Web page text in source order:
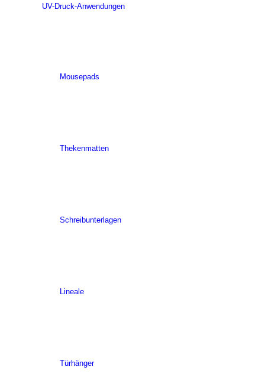
UV-Druck-Anwendungen
Mousepads
Thekenmatten
Schreibunterlagen
Lineale
Türhänger